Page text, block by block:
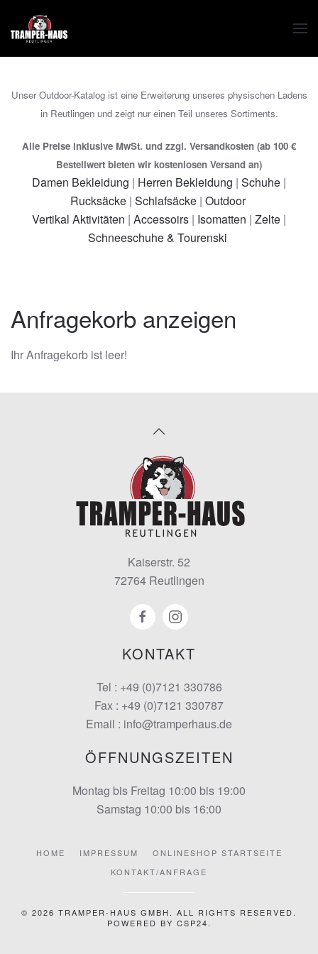
Zum Hauptinhalt springen
Unser Outdoor-Katalog ist eine Erweiterung unseres physischen Ladens
in Reutlingen und zeigt nur einen Teil unseres Sortiments.
Alle Preise inklusive MwSt. und zzgl. Versandkosten (ab 100 €
Bestellwert bieten wir kostenlosen Versand an)
Damen Bekleidung | Herren Bekleidung | Schuhe |
Rucksäcke| Schlafsäcke| Outdoor
Vertikal Aktivitäten | Accessoirs | Isomatten | Zelte |
Schneeschuhe & Tourenski
Anfragekorb anzeigen
Ihr Anfragekorb ist leer!
KONTAKT
Tel : +49 (0)7121 330786
Fax : +49 (0)7121 330787
Email : info@tramperhaus.de
Kaiserstr. 52
72764 Reutlingen
ÖFFNUNGSZEITEN
Montag bis Freitag 10:00 bis 19:00
Samstag 10:00 bis 16:00
HOME IMPRESSUM
ONLINESHOP STARTSEITE
KONTAKT/ANFRAGE
© 2026 TRAMPER-HAUS GMBH. ALL RIGHTS RESERVED.
POWERED BY CSP24.